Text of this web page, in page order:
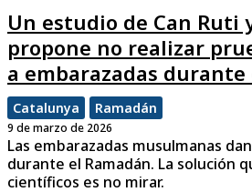
Un estudio de Can Ruti
propone no realizar
a embarazadas durante
Catalunya Ramadán
9 de marzo de 2026
Las embarazadas musulmanas
durante el Ramadán. La solución
científicos es no mirar.